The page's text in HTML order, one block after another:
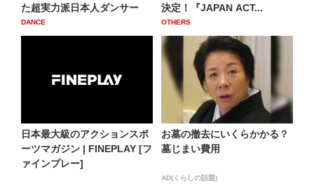
た超実力派日本人ダンサー
DANCE
決定！『JAPAN ACT...
OTHERS
日本最大級のアクションスポ
ーツマガジン | FINEPLAY [フ
ァインプレー]
お墓の撤去にいくらかかる？
墓じまい費用
AD(くらしの話題)